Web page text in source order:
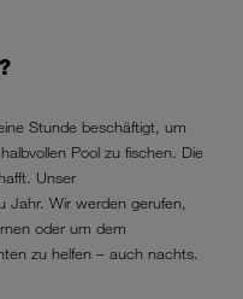
Stunde beschäftigt, um
Pool zu fischen. Die
Unser
Jahr. Wir werden gerufen,
oder um dem
zu helfen – auch nachts.